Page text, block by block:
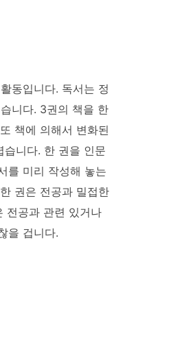
동입니다. 독서는 정
니다. 3권의 책을 한
책에 의해서 변화된
습니다. 한 권을 인문
를 미리 작성해 놓는
권은 전공과 밀접한
전공과 관련 있거나
을 겁니다.